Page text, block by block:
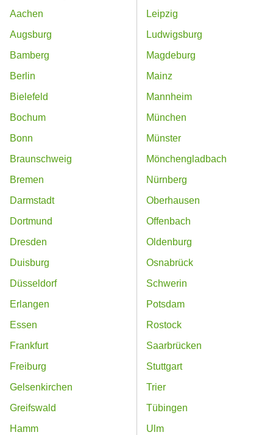
Aachen
Augsburg
Bamberg
Berlin
Bielefeld
Bochum
Bonn
Braunschweig
Bremen
Darmstadt
Dortmund
Dresden
Duisburg
Düsseldorf
Erlangen
Essen
Frankfurt
Freiburg
Gelsenkirchen
Greifswald
Hamm
Leipzig
Ludwigsburg
Magdeburg
Mainz
Mannheim
München
Münster
Mönchengladbach
Nürnberg
Oberhausen
Offenbach
Oldenburg
Osnabrück
Schwerin
Potsdam
Rostock
Saarbrücken
Stuttgart
Trier
Tübingen
Ulm